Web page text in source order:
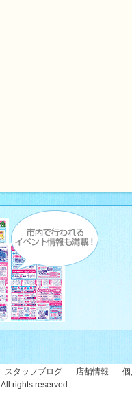
スタッフブログ 店舗情報
All rights reserved.